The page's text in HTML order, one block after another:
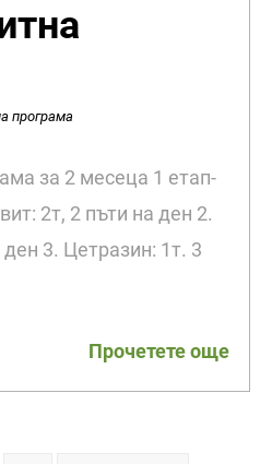
програма
за 2 месеца 1 етап-
2т, 2 пъти на ден 2.
3. Цетразин: 1т. 3
Прочетете още